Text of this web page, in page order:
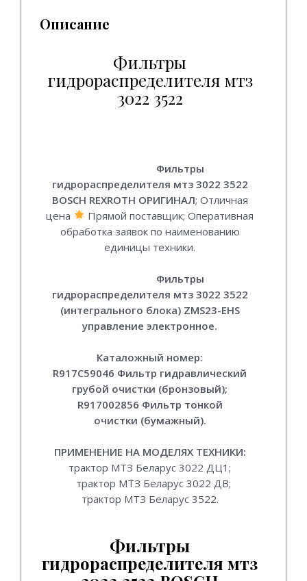
Описание
Фильтры
гидрораспределителя мтз
3022 3522
Фильтры
гидрораспределителя мтз 3022 3522
BOSCH REXROTH ОРИГИНАЛ; Отличная
цена
Прямой поставщик; Оперативная
обработка заявок по наименованию
единицы техники.
Фильтры
гидрораспределителя мтз 3022 3522
(интегрального блока) ZMS23-EHS
управление электронное.
Каталожный номер:
R917C59046 Фильтр гидравлический
грубой очистки (бронзовый);
R917002856 Фильтр тонкой
очистки (бумажный).
ПРИМЕНЕНИЕ НА МОДЕЛЯХ ТЕХНИКИ:
трактор МТЗ Беларус 3022 ДЦ1;
трактор МТЗ Беларус 3022 ДВ;
трактор МТЗ Беларус 3522.
Фильтры
гидрораспределителя мтз